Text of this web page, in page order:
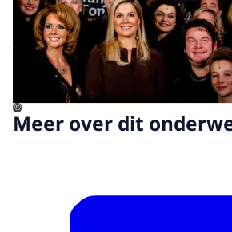
©
Meer over dit